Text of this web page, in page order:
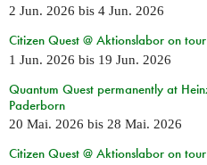
2 Jun. 2026 bis 4 Jun. 2026
Citizen Quest @ Aktionslabor on
1 Jun. 2026 bis 19 Jun. 2026
Quantum Quest permanently at
Paderborn
20 Mai. 2026 bis 28 Mai. 2026
Citizen Quest @ Aktionslabor on